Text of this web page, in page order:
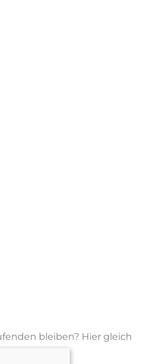
bleiben? Hier gleich